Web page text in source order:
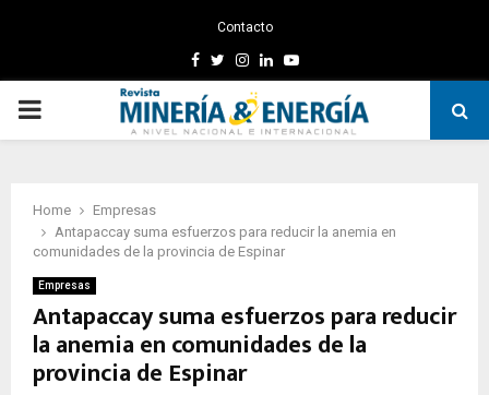
Contacto
Facebook
TwitterInstagram
LinkedinYoutube
PRIMARY
Home
Empresas
Antapaccay suma esfuerzos para reducir la anemia en
comunidades de la provincia de Espinar
Empresas
Antapaccay suma esfuerzos para reducir
la anemia en comunidades de la
provincia de Espinar